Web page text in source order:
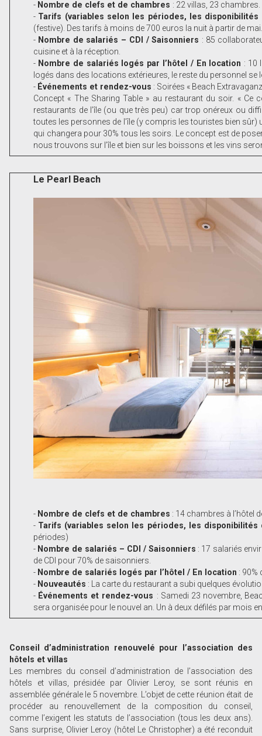
- Nombre de clefs et de chambres : 22 villas, 23 chambres.
- Tarifs (variables selon les périodes, les
(festive). Des tarifs à moins de 700 euros la nuit à partir de
- Nombre de salariés – CDI / Saisonniers : 85
cuisine et à la réception.
- Nombre de salariés logés par l’hôtel / En location : 10
logés dans des locations extérieures, le reste du personnel
- Événements et rendez-vous : Soirées « Beach
Concept « The Sharing Table » au restaurant du soir. «
restaurants de l’île (ou que très peu) car trop onéreux ou
toutes les personnes de l’île (y compris les touristes bien
qui changera pour 30% tous les soirs. Le concept est de
nous trouvons sur l’île et bien sur les boissons et les vins
Le Pearl Beach
- Nombre de clefs et de chambres : 14 chambres à l’hôtel
- Tarifs (variables selon les périodes, les
périodes)
- Nombre de salariés – CDI / Saisonniers : 17 salariés
de CDI pour 70% de saisonniers.
- Nombre de salariés logés par l’hôtel / En location : 90%
- Nouveautés : La carte du restaurant a subi quelques
- Événements et rendez-vous : Samedi 23 novembre,
sera organisée pour le nouvel an. Un à deux défilés par mois
Conseil d’administration renouvelé pour l’association des
hôtels et villas
Les membres du conseil d’administration de l’association des
hôtels et villas, présidée par Olivier Leroy, se sont réunis en
assemblée générale le 5 novembre. L’objet de cette réunion était de
procéder au renouvellement de la composition du conseil,
comme l’exigent les statuts de l’association (tous les deux ans).
Sans surprise, Olivier Leroy (hôtel Le Christopher) a été reconduit